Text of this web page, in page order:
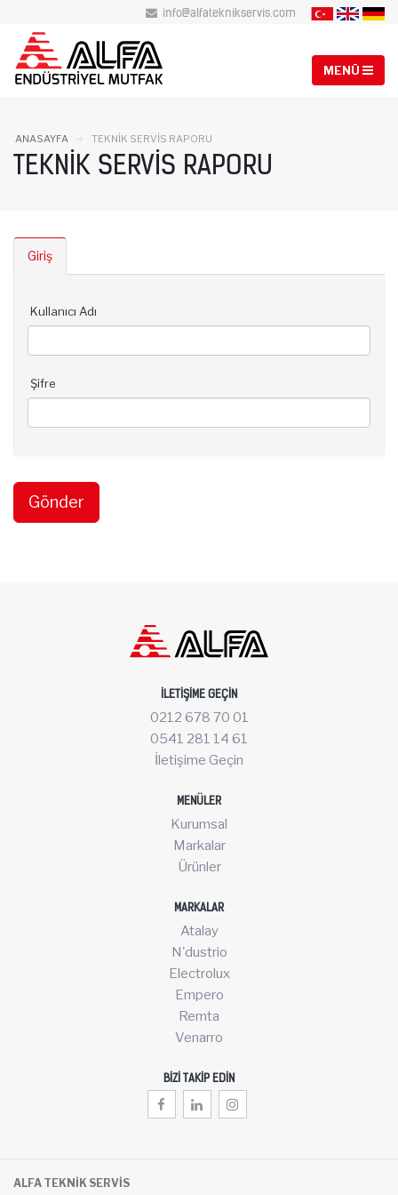
info@alfateknikservis.com
ANASAYFA TEKNIK SERVIS RAPORU
TEKNIK SERVIS RAPORU
Giriş
Kullanıcı Adı
Şifre
İLETIŞIME GEÇIN
0212 678 70 01
0541 281 14 61
İletişime Geçin
MENÜLER
Kurumsal
Markalar
Ürünler
MARKALAR
Atalay
N'dustrio
Electrolux
Empero
Remta
Venarro
BIZI TAKIP EDIN
ALFA TEKNİK SERVİS